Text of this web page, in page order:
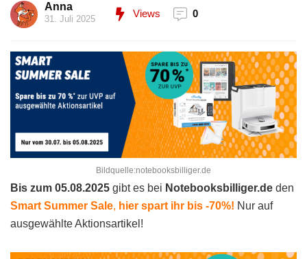
Anna
31. Juli 2025 Views 0
Bildquelle:notebooksbilliger.de
Bis zum 05.08.2025 gibt es bei Notebooksbilliger.de den
Smart Summer Sale, hier spart ihr bis -70%! Nur auf
ausgewählte Aktionsartikel!